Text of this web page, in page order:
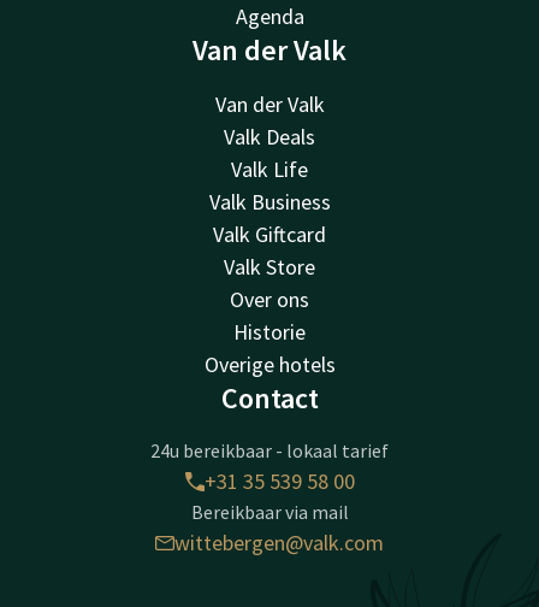
Agenda
Van der Valk
Van der Valk
Valk Deals
Valk Life
Valk Business
Valk Giftcard
Valk Store
Over ons
Historie
Overige hotels
Contact
24u bereikbaar - lokaal tarief
+31 35 539 58 00
Bereikbaar via mail
wittebergen@valk.com